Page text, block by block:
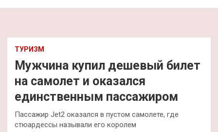
ТУРИЗМ
Мужчина купил дешевый билет
на самолет и оказался
единственным пассажиром
Пассажир Jet2 оказался в пустом самолете, где
стюардессы называли его королем